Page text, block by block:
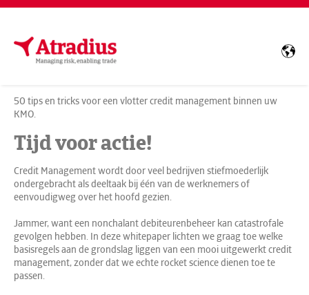
50 tips en tricks voor een vlotter credit management binnen uw
KMO.
Tijd voor actie!
Credit Management wordt door veel bedrijven stiefmoederlijk
ondergebracht als deeltaak bij één van de werknemers of
eenvoudigweg over het hoofd gezien.
Jammer, want een nonchalant debiteurenbeheer kan catastrofale
gevolgen hebben. In deze whitepaper lichten we graag toe welke
basisregels aan de grondslag liggen van een mooi uitgewerkt credit
management, zonder dat we echte rocket science dienen toe te
passen.